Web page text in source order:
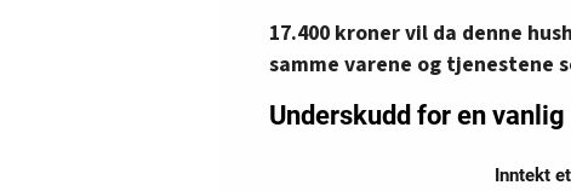
17.400 kroner vil da denne
samme varene og tjenestene